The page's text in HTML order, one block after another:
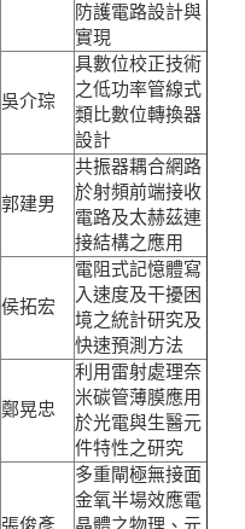
防護電路設計與
實現
吳介琮
具數位校正技術
之低功率管線式
類比數位轉換器
設計
郭建男
共振器耦合網路
於射頻前端接收
電路及太赫茲連
接結構之應用
侯拓宏
電阻式記憶體寫
入速度及干擾困
境之統計研究及
快速預測方法
鄭晃忠
利用雷射處理奈
米碳管薄膜應用
於光電與生醫元
件特性之研究
多重閘極無接面
金氧半場效應電